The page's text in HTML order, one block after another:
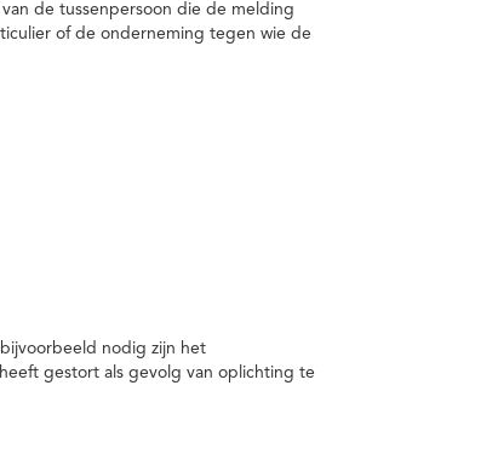
de tussenpersoon die de melding
of de onderneming tegen wie de
nodig zijn het
gestort als gevolg van oplichting te